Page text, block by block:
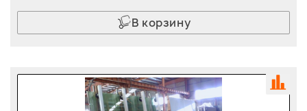
В корзину